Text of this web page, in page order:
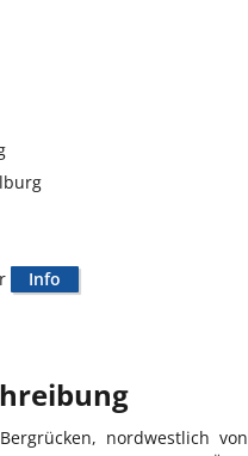
Info
nordwestlich